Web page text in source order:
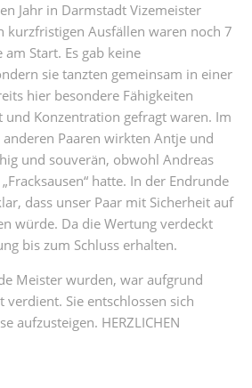
Jahr in Darmstadt Vizemeister
kurzfristigen Ausfällen waren noch 7
Start. Es gab keine
sie tanzten gemeinsam in einer
hier besondere Fähigkeiten
und Konzentration gefragt waren. Im
anderen Paaren wirkten Antje und
und souverän, obwohl Andreas
hatte. In der Endrunde
dass unser Paar mit Sicherheit auf
würde. Da die Wertung verdeckt
bis zum Schluss erhalten.
Meister wurden, war aufgrund
Sie entschlossen sich
aufzusteigen. HERZLICHEN